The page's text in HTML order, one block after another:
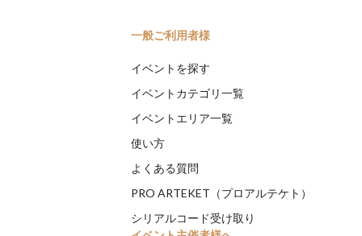
一般ご利用者様
イベントを探す
イベントカテゴリ一覧
イベントエリア一覧
使い方
よくある質問
PRO ARTEKET（プロアルテケト）
シリアルコード受け取り